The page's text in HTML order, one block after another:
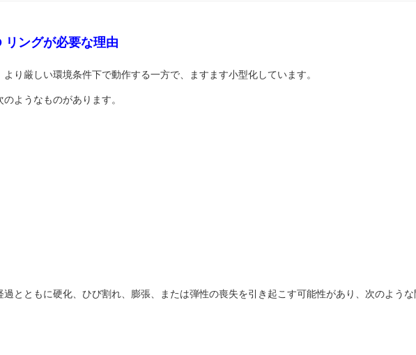
リングが必要な理由
り厳しい環境条件下で動作する一方で、ますます小型化しています。
ようなものがあります。
とともに硬化、ひび割れ、膨張、または弾性の喪失を引き起こす可能性があり、次のような